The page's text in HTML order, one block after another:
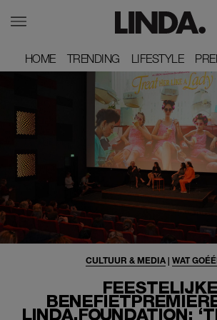
HOME
HOME TRENDING
TRENDING LIFESTYLE
LIFESTYLE
FEESTELIJKE
LINDA.FOUNDATION:
CULTUUR & MEDIA | WAT